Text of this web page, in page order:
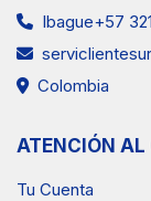
Ibague+57
Colombia
ATENCIÓN AL
Tu Cuenta